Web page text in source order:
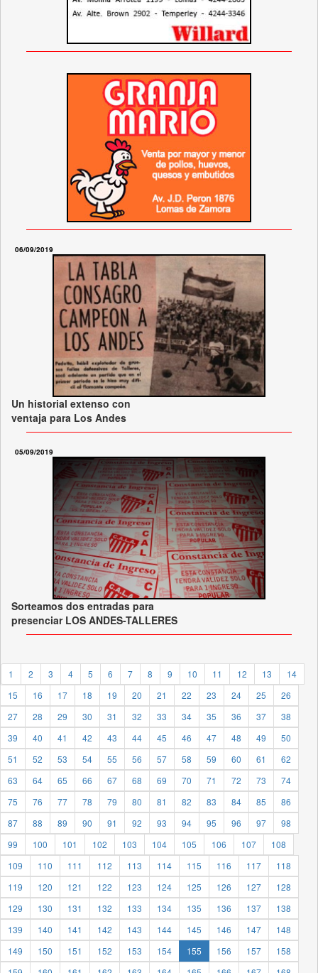
06/09/2019
Un historial extenso con
ventaja para Los Andes
05/09/2019
Sorteamos dos entradas para
presenciar LOS ANDES-TALLERES
1 2 3 4 5 6 7 8 9 10 11 12 13
14
15
16 17 18 19 20 21 22 23 24 25
26
27
28 29 30 31 32 33 34 35 36 37
38
39
40 41 42 43 44 45 46 47 48 49
50
51
52 53 54 55 56 57 58 59 60 61
62
63
64 65 66 67 68 69 70 71 72 73
74
75
76 77 78 79 80 81 82 83 84 85
86
87
88 89 90 91 92 93 94 95 96 97
98
99
100 101 102 103 104 105 106 107
108
109
110 111 112 113 114 115 116 117
118
119
120 121 122 123 124 125 126 127
128
129
130 131 132 133 134 135 136 137
138
139
140 141 142 143 144 145 146 147
148
149
150 151 152 153 154 155 156 157
158